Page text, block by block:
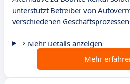
unterstützt Betreiber von
verschiedenen Geschäftsprozessen.
Mehr Details anzeigen
Mehr